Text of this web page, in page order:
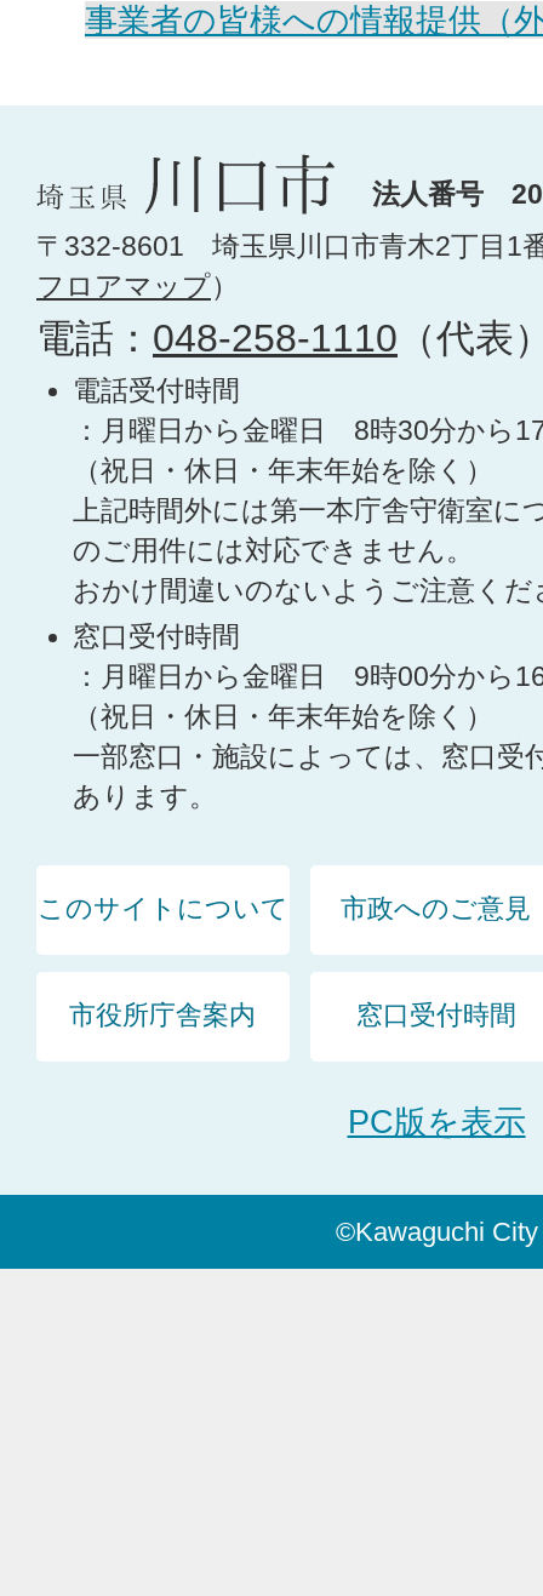
事業者の皆様への情報提供（
法人番号
〒332-8601 埼玉県川口市青木2丁目1
フロアマップ）
電話： 048-258-1110 （代表
電話受付時間
：月曜日から金曜日 8時30分から
（祝日・休日・年末年始を除く）
上記時間外には第一本庁舎守衛室に
のご用件には対応できません。
おかけ間違いのないようご注意くだ
窓口受付時間
：月曜日から金曜日 9時00分から
（祝日・休日・年末年始を除く）
一部窓口・施設によっては、窓口受
あります。
このサイトについて 市政へのご意見
市役所庁舎案内 窓口受付時間
PC版を表示
©Kawaguchi City